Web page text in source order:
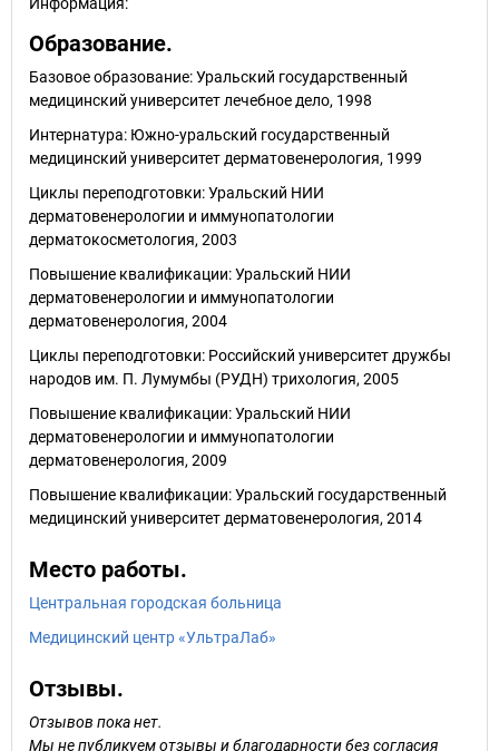
Образование.
Базовое образование: Уральский государственный
медицинский университет лечебное дело, 1998
Интернатура: Южно-уральский государственный
медицинский университет дерматовенерология, 1999
Циклы переподготовки: Уральский НИИ
дерматовенерологии и иммунопатологии
дерматокосметология, 2003
Повышение квалификации: Уральский НИИ
дерматовенерологии и иммунопатологии
дерматовенерология, 2004
Циклы переподготовки: Российский университет дружбы
народов им. П. Лумумбы (РУДН) трихология, 2005
Повышение квалификации: Уральский НИИ
дерматовенерологии и иммунопатологии
дерматовенерология, 2009
Повышение квалификации: Уральский государственный
медицинский университет дерматовенерология, 2014
Место работы.
Центральная городская больница
Медицинский центр «УльтраЛаб»
Отзывы.
Отзывов пока нет.
Мы не публикуем отзывы и благодарности без согласия